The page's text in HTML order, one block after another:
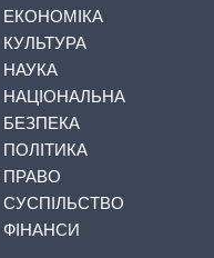
ЕКОНОМІКА
КУЛЬТУРА
НАУКА
НАЦІОНАЛЬНА
БЕЗПЕКА
ПОЛІТИКА
ПРАВО
СУСПІЛЬСТВО
ФІНАНСИ